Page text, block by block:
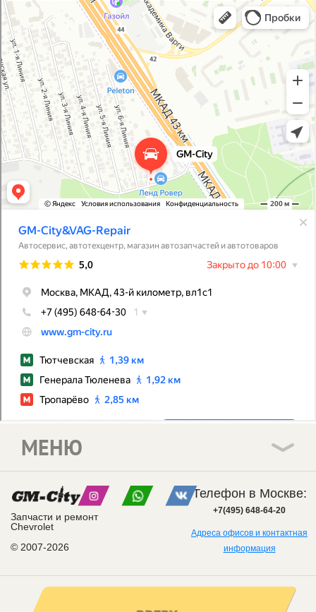
GM-City&VAG-Repair
Автосервис, автотехцентр в Москве
Магазин автозапчастей и автотоваров в Москве
Запчасти и ремонт
Chevrolet
© 2007-2026
МЕНЮ
Телефон в Москве:
+7(495) 648-64-20
Адреса офисов и контактная
информация